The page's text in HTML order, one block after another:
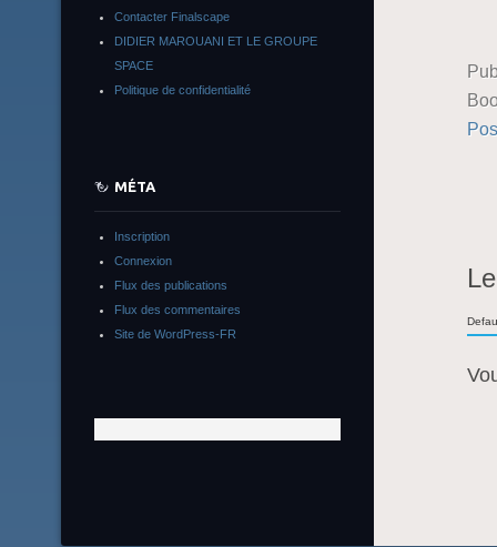
Contacter Finalscape
DIDIER MAROUANI ET LE GROUPE
SPACE
Politique de confidentialité
MÉTA
Inscription
Connexion
Flux des publications
Flux des commentaires
Site de WordPress-FR